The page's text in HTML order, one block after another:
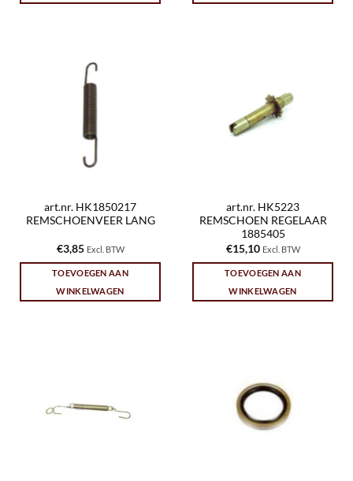
art.nr. HK1850217
REMSCHOENVEER LANG
€3,85 Excl. BTW
TOEVOEGEN AAN
WINKELWAGEN
art.nr. HK5223
REMSCHOEN REGELAAR
1885405
€15,10 Excl. BTW
TOEVOEGEN AAN
WINKELWAGEN